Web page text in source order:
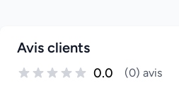
Avis clients
0.0 (0) avis